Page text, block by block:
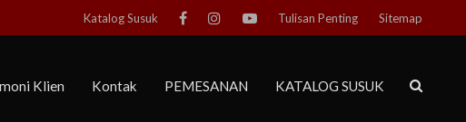
Katalog Susuk Tulisan Penting Sitemap
Klien Kontak PEMESANAN KATALOG SUSUK